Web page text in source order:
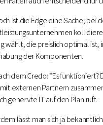
ist die Edge eine Sache, bei
wählt, die preislich optimal
der Komponenten.
dem Credo: “Es
externen Partnern
genervte IT auf den Plan ruft.
lässt man sich ja